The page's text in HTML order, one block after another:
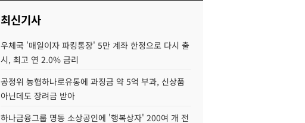
최신기사
우체국 '매일이자 파킹통장' 5만 계좌 한정으로 다시 출
시, 최고 연 2.0% 금리
공정위 농협하나로유통에 과징금 약 5억 부과, 신상품
아닌데도 장려금 받아
하나금융그룹 명동 소상공인에 '행복상자' 200여 개 전